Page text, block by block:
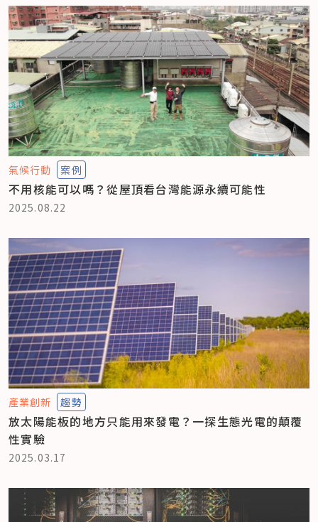
氣候行動 案例
不用核能可以嗎？從屋頂看台灣能源永續可能性
2025.08.22
產業創新 趨勢
放太陽能板的地方只能用來發電？一探生態光電的顛覆
性實驗
2025.03.17